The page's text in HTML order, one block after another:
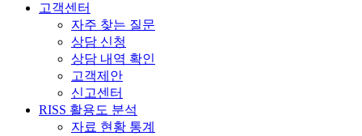
고객센터
자주 찾는 질문
상담 신청
상담 내역 확인
고객제안
신고센터
RISS 활용도 분석
자료 현황 통계